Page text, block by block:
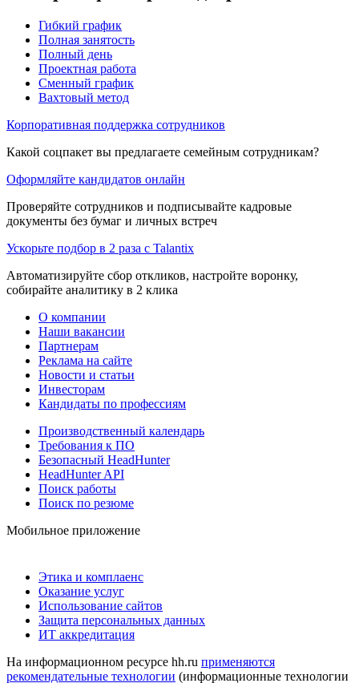
Гибкий график
Полная занятость
Полный день
Проектная работа
Сменный график
Вахтовый метод
Корпоративная поддержка сотрудников
Какой соцпакет вы предлагаете семейным сотрудникам?
Оформляйте кандидатов онлайн
Проверяйте сотрудников и подписывайте кадровые
документы без бумаг и личных встреч
Ускорьте подбор в 2 раза с Talantix
Автоматизируйте сбор откликов, настройте воронку,
собирайте аналитику в 2 клика
О компании
Наши вакансии
Партнерам
Реклама на сайте
Новости и статьи
Инвесторам
Кандидаты по профессиям
Производственный календарь
Требования к ПО
Безопасный HeadHunter
HeadHunter API
Поиск работы
Поиск по резюме
Мобильное приложение
Этика и комплаенс
Оказание услуг
Использование сайтов
Защита персональных данных
ИТ аккредитация
На информационном ресурсе hh.ru применяются
рекомендательные технологии (информационные технологии